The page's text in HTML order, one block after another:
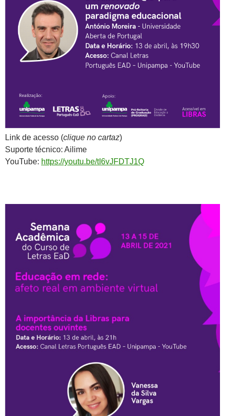
Link de acesso (clique no cartaz)
Suporte técnico: Ailime
YouTube: https://youtu.be/tI6vJFDTJ1Q